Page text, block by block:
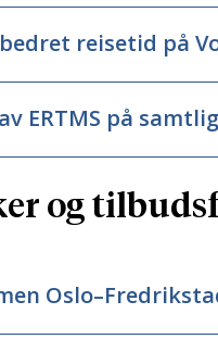
reisetid på
ERTMS på
og